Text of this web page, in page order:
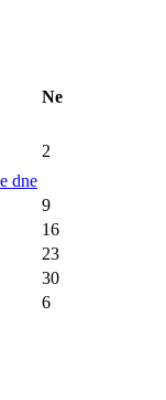
Ne
dne
2
9
16
23
30
6